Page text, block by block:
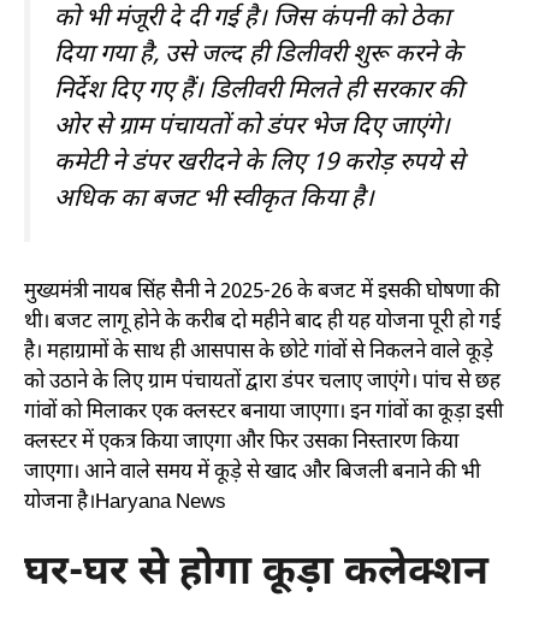
को भी मंजूरी दे दी गई है। जिस कंपनी को ठेका
दिया गया है, उसे जल्द ही डिलीवरी शुरू करने के
निर्देश दिए गए हैं। डिलीवरी मिलते ही सरकार की
ओर से ग्राम पंचायतों को डंपर भेज दिए जाएंगे।
कमेटी ने डंपर खरीदने के लिए 19 करोड़ रुपये से
अधिक का बजट भी स्वीकृत किया है।
मुख्यमंत्री नायब सिंह सैनी ने 2025-26 के बजट में इसकी घोषणा की
थी। बजट लागू होने के करीब दो महीने बाद ही यह योजना पूरी हो गई
है। महाग्रामों के साथ ही आसपास के छोटे गांवों से निकलने वाले कूड़े
को उठाने के लिए ग्राम पंचायतों द्वारा डंपर चलाए जाएंगे। पांच से छह
गांवों को मिलाकर एक क्लस्टर बनाया जाएगा। इन गांवों का कूड़ा इसी
क्लस्टर में एकत्र किया जाएगा और फिर उसका निस्तारण किया
जाएगा। आने वाले समय में कूड़े से खाद और बिजली बनाने की भी
योजना है।Haryana News
घर-घर से होगा कूड़ा कलेक्शन